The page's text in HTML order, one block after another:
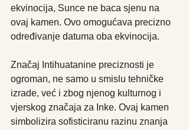
ekvinocija, Sunce ne baca sjenu na
ovaj kamen. Ovo omogućava precizno
određivanje datuma oba ekvinocija.
Značaj Intihuatanine preciznosti je
ogroman, ne samo u smislu tehničke
izrade, već i zbog njenog kulturnog i
vjerskog značaja za Inke. Ovaj kamen
simbolizira sofisticiranu razinu znanja